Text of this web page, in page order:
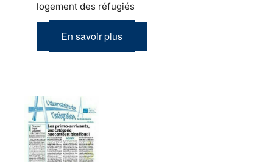
logement des réfugiés
En savoir plus